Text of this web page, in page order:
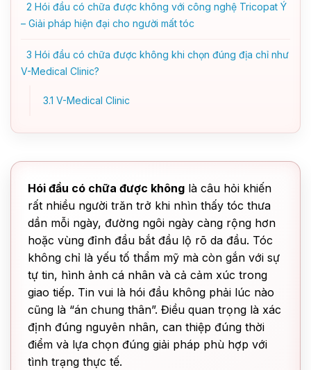
2 Hói đầu có chữa được không với công nghệ Tricopat Ý
– Giải pháp hiện đại cho người mất tóc
3 Hói đầu có chữa được không khi chọn đúng địa chỉ như
V-Medical Clinic?
3.1 V-Medical Clinic
Hói đầu có chữa được không là câu hỏi khiến
rất nhiều người trăn trở khi nhìn thấy tóc thưa
dần mỗi ngày, đường ngôi ngày càng rộng hơn
hoặc vùng đỉnh đầu bắt đầu lộ rõ da đầu. Tóc
không chỉ là yếu tố thẩm mỹ mà còn gắn với sự
tự tin, hình ảnh cá nhân và cả cảm xúc trong
giao tiếp. Tin vui là hói đầu không phải lúc nào
cũng là “án chung thân”. Điều quan trọng là xác
định đúng nguyên nhân, can thiệp đúng thời
điểm và lựa chọn đúng giải pháp phù hợp với
tình trạng thực tế.